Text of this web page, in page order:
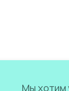
Мы хотим